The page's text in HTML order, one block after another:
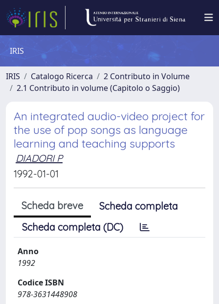
IRIS
IRIS Catalogo Ricerca
2 Contributo in Volume
2.1 Contributo in volume (Capitolo o Saggio)
An integrated audio-video project for
the use of pop songs as language
learning and teaching supports
DIADORI P
1992-01-01
Scheda breve
Scheda completa
Scheda completa (DC)
Anno
1992
Codice ISBN
978-3631448908